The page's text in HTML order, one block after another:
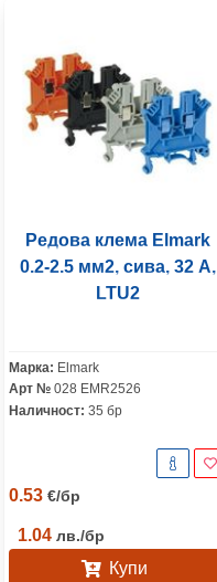
Редова клема Elmark
0.2-2.5 мм2, сива, 32 A,
LTU2
Марка: Elmark
Арт № 028 EMR2526
Наличност: 35 бр
0.53 €/бр
1.04 лв./бр
Купи